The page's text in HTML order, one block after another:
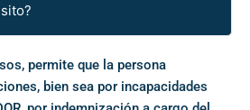
permite que la persona
bien sea por incapacidades